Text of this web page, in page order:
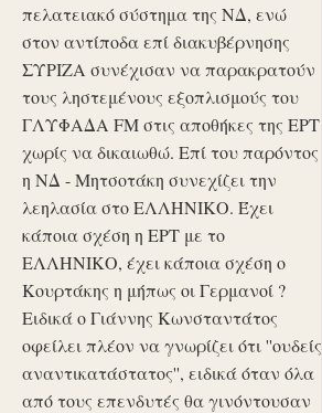
πελατειακό σύστημα της ΝΔ, ενώ
στον αντίποδα επί διακυβέρνησης
ΣΥΡΙΖΑ συνέχισαν να παρακρατούν
τους ληστεμένους εξοπλισμούς του
ΓΛΥΦΑΔΑ FM στις αποθήκες της ΕΡΤ
χωρίς να δικαιωθώ. Επί του παρόντος
η ΝΔ - Μητσοτάκη συνεχίζει την
λεηλασία στο ΕΛΛΗΝΙΚΟ. Έχει
κάποια σχέση η ΕΡΤ με το
ΕΛΛΗΝΙΚΟ, έχει κάποια σχέση ο
Κουρτάκης η μήπως οι Γερμανοί ?
Ειδικά ο Γιάννης Κωνσταντάτος
οφείλει πλέον να γνωρίζει ότι ''ουδείς
αναντικατάστατος'', ειδικά όταν όλα
από τους επενδυτές θα γινόντουσαν